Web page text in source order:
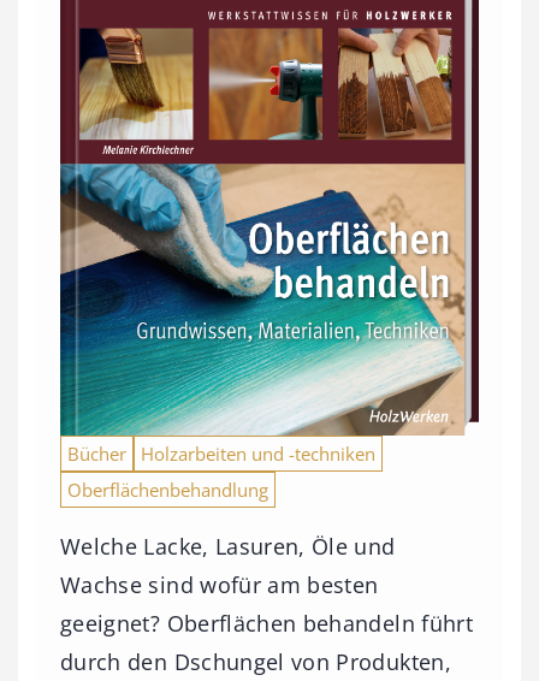
Bücher
Holzarbeiten und -techniken
Oberflächenbehandlung
Welche Lacke, Lasuren, Öle und
Wachse sind wofür am besten
geeignet? Oberflächen behandeln führt
durch den Dschungel von Produkten,